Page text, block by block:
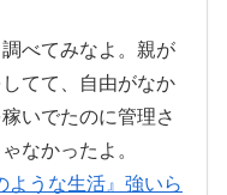
べてみなよ。親が
てて、自由がなか
いでたのに管理さ
なかったよ。
うな生活』強いら